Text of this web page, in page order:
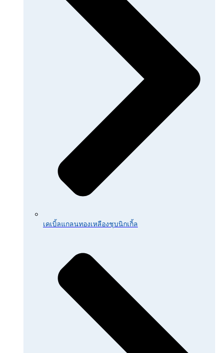
เคเบิ้ลแกลนทองเหลืองชุบนิกเกิ้ล